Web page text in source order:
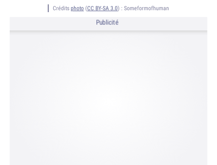
Crédits photo (CC BY-SA 3.0) : Someformofhuman
Publicité